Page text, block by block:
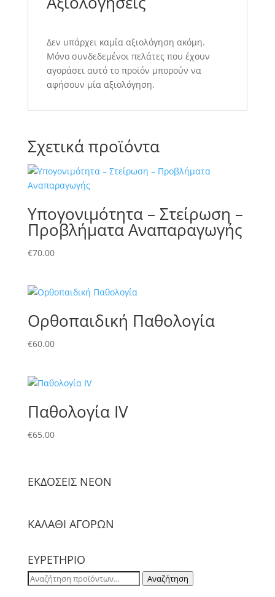
Δεν υπάρχει καμία αξιολόγηση ακόμη.
Μόνο συνδεδεμένοι πελάτες που έχουν
αγοράσει αυτό το προϊόν μπορούν να
αφήσουν μία αξιολόγηση.
Σχετικά προϊόντα
Υπογονιμότητα – Στείρωση –
Προβλήματα Αναπαραγωγής
€70.00
Ορθοπαιδική Παθολογία
€60.00
Παθολογία IV
€65.00
ΕΚΔΟΣΕΙΣ NΕΟΝ
ΚΑΛΑΘΙ ΑΓΟΡΩΝ
ΕΥΡΕΤΗΡΙΟ
Αναζήτηση
Αναζήτηση